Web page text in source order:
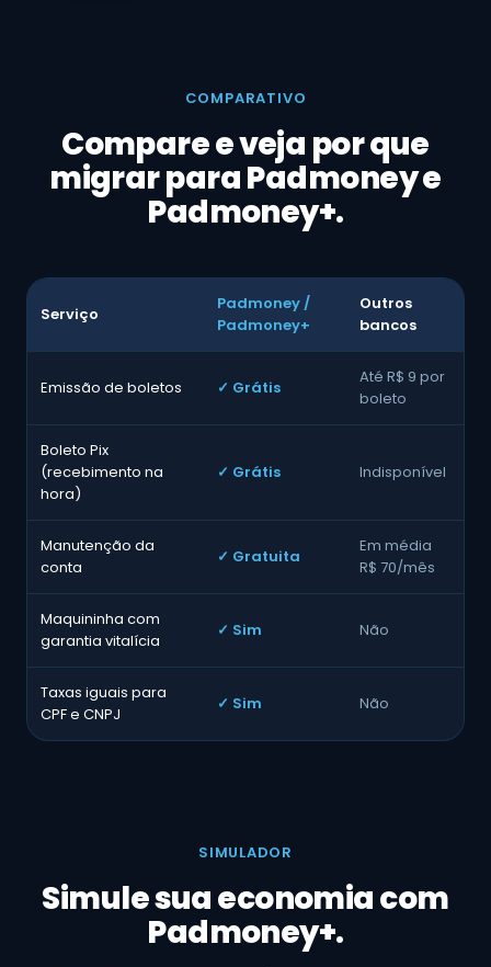
COMPARATIVO
Compare e veja por que
migrar para Padmoney e
Padmoney+.
Serviço
Padmoney /
Padmoney+
Outros
bancos
Emissão de boletos ✓ Grátis
Até R$ 9 por
boleto
Boleto Pix
(recebimento na
hora)
✓ Grátis Indisponível
Manutenção da
conta
✓ Gratuita
Em média
R$ 70/mês
Maquininha com
garantia vitalícia
✓ Sim Não
Taxas iguais para
CPF e CNPJ
✓ Sim Não
SIMULADOR
Simule sua economia com
Padmoney+.